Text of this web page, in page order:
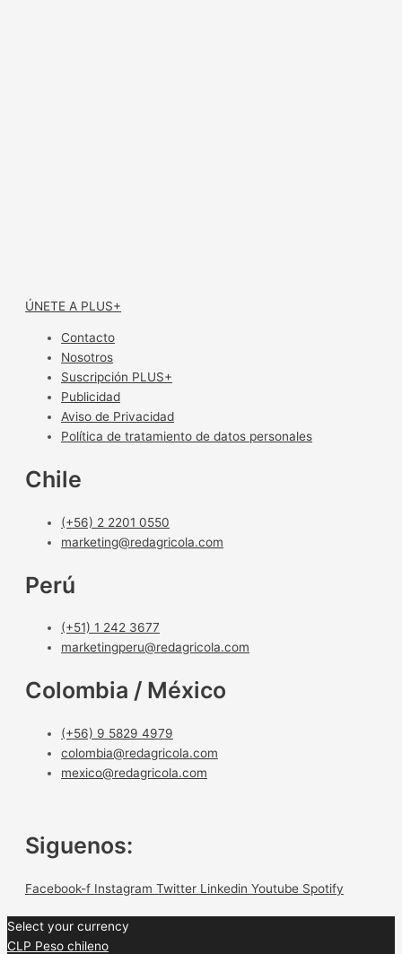
ÚNETE A PLUS+
Contacto
Nosotros
Suscripción PLUS+
Publicidad
Aviso de Privacidad
Política de tratamiento de datos personales
Chile
(+56) 2 2201 0550
marketing@redagricola.com
Perú
(+51) 1 242 3677
marketingperu@redagricola.com
Colombia / México
(+56) 9 5829 4979
colombia@redagricola.com
mexico@redagricola.com
Siguenos:
Facebook-f Instagram Twitter Linkedin Youtube Spotify
Select your currency
CLP Peso chileno